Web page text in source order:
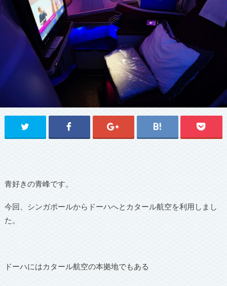
青好きの青峰です。
今回、シンガポールからドーハへとカタール航空を利用しまし
た。
ドーハにはカタール航空の本拠地でもある